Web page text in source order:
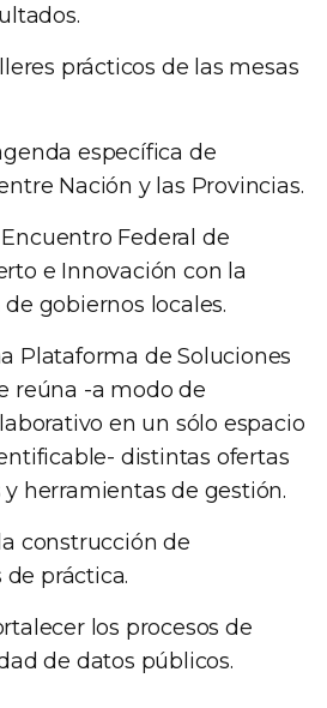
prácticos de las mesas
específica de
Nación y las Provincias.
Federal de
e Innovación con la
gobiernos locales.
Plataforma de Soluciones
reúna -a modo de
en un sólo espacio
distintas ofertas
herramientas de gestión.
construcción de
práctica.
los procesos de
de datos públicos.